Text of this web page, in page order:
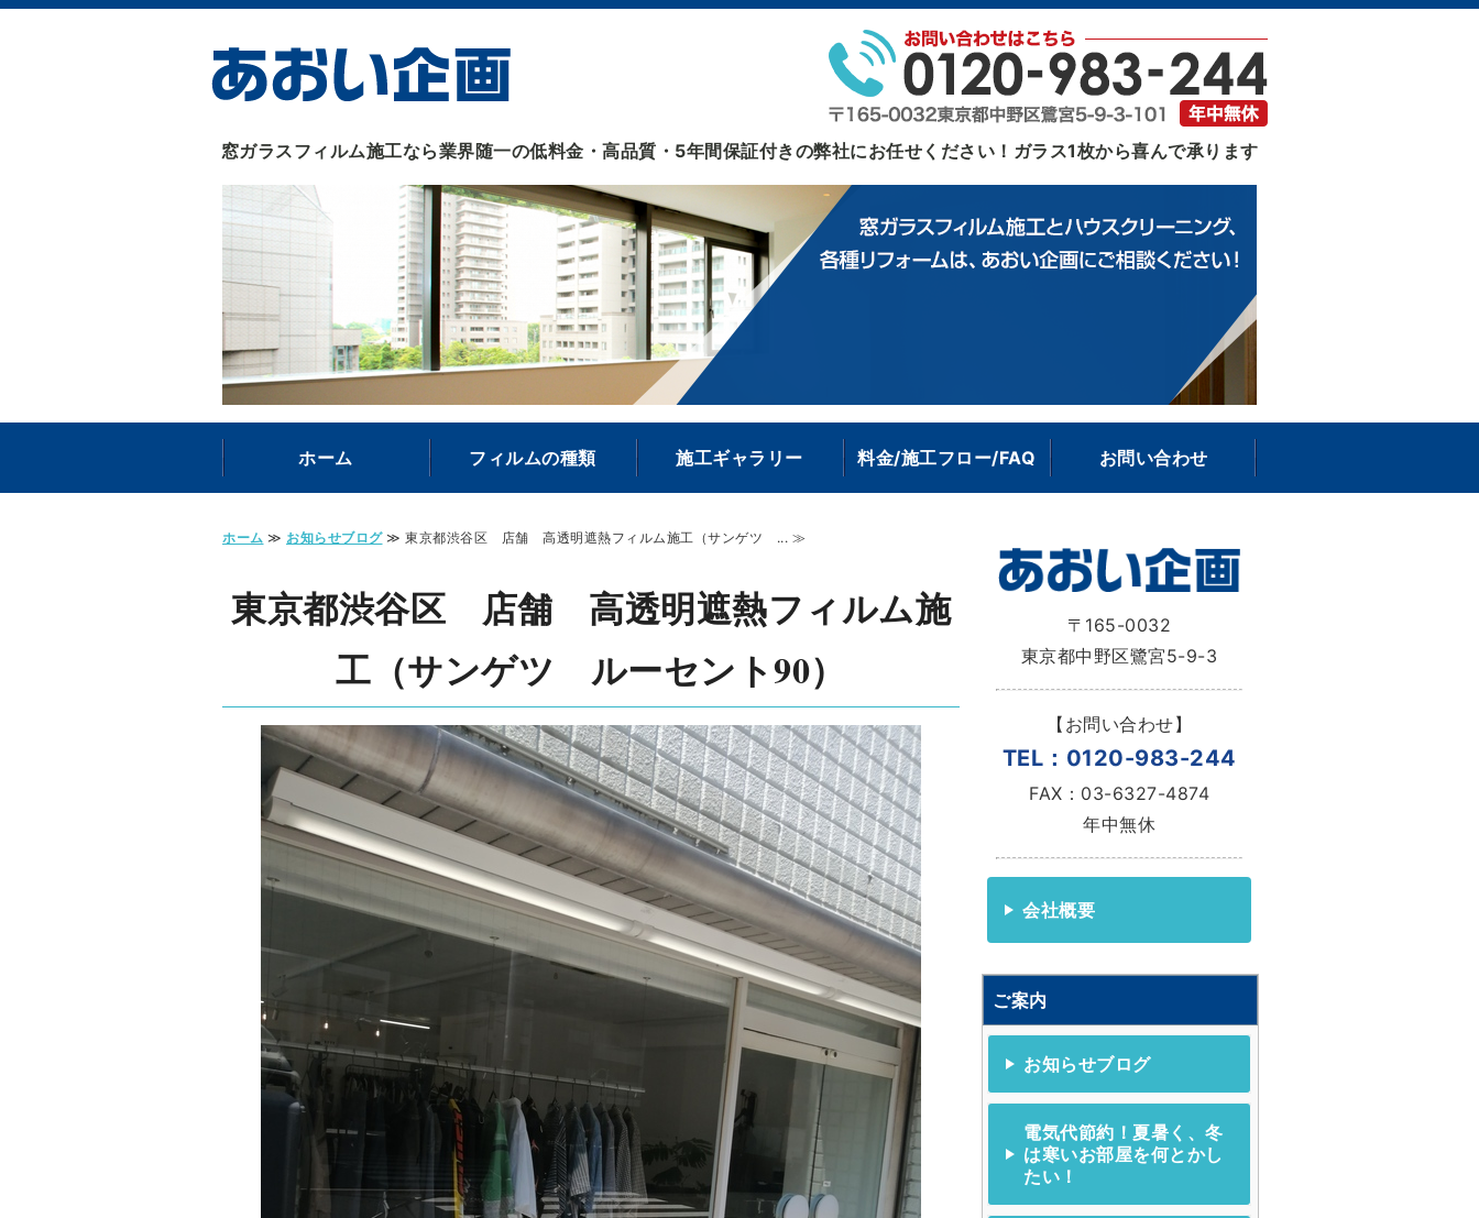
ガラスフィルム・ガラスクリーニングなら あおい企画｜東京都中野区
窓ガラスフィルム施工なら業界随一の低料金・高品質・5年間保証付きの弊社にお任せください！ガラス1枚から喜んで承ります
ホーム フィルムの種類 施工ギャラリー 料金/施工フロー/FAQ お問い合わせ
ホーム ≫ お知らせブログ≫ 東京都渋谷区 店舗 高透明遮熱フィルム施工（サンゲツ ... ≫
東京都渋谷区 店舗 高透明遮熱フィルム施
工（サンゲツ ルーセント90）
〒165-0032
東京都中野区鷺宮5-9-3
【お問い合わせ】
TEL：0120-983-244
FAX：03-6327-4874
年中無休
会社概要
ご案内
お知らせブログ
電気代節約！夏暑く、冬
は寒いお部屋を何とかし
たい！